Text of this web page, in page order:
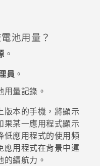
池用量？
。
員 。
用量記錄。
版本的手機，將顯示
果某一應用程式顯示
低應用程式的使用頻
應用程式在背景中運
續航力。